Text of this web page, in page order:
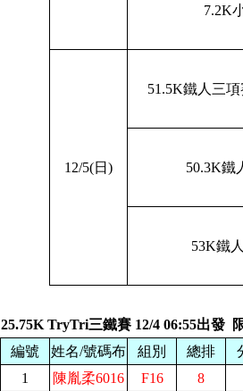
7.2K
12/5(日)
51.5K鐵人三
50.3K鐵
53K鐵
25.75K TryTri三鐵賽 12/4 06:55出發
編號
姓名/號碼布 組別 總排
1
陳胤柔6016 F16 8